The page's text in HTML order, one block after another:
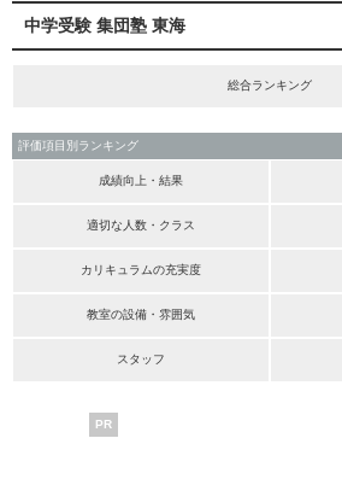
中学受験 集団塾 東海
総合ランキング
評価項目別ランキング
成績向上・結果
適切な人数・クラス
カリキュラムの充実度
教室の設備・雰囲気
スタッフ
PR